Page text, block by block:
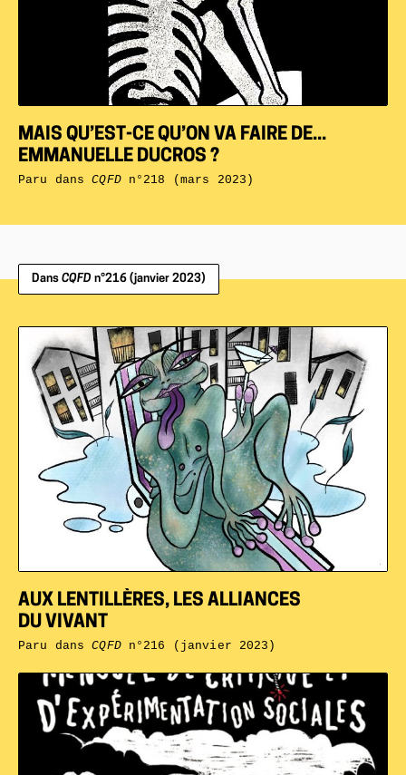
MAIS QU’EST-CE QU’ON VA FAIRE DE...
EMMANUELLE DUCROS ?
Paru dansCQFDn°218 (mars 2023)
Dans CQFD n°216 (janvier 2023)
AUX LENTILLÈRES, LES ALLIANCES
DU VIVANT
Paru dansCQFDn°216 (janvier 2023)